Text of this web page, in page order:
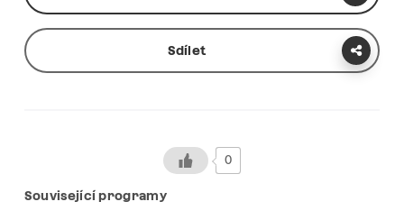
Sdílet
0
Související programy